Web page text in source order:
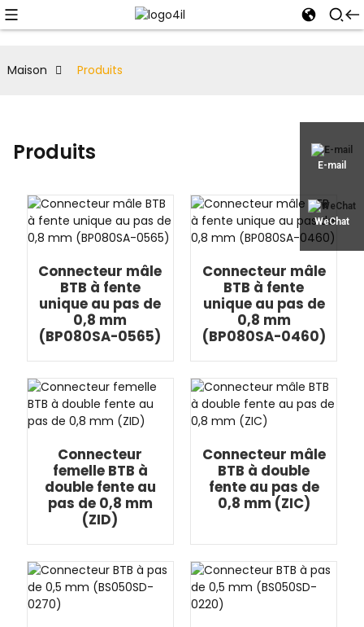
E-mail
WeChat
Maison Produits
Produits
Connecteur mâle
BTB à fente
unique au pas de
0,8 mm
(BP080SA-0565)
Connecteur mâle
BTB à fente
unique au pas de
0,8 mm
(BP080SA-0460)
Connecteur
femelle BTB à
double fente au
pas de 0,8 mm
(ZID)
Connecteur mâle
BTB à double
fente au pas de
0,8 mm (ZIC)